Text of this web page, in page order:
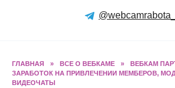
ГЛАВНАЯ » ВСЕ О ВЕБКАМЕ »
ВЕБКАМ
ЗАРАБОТОК НА ПРИВЛЕЧЕНИИ МЕМБЕРОВ,
ВИДЕОЧАТЫ